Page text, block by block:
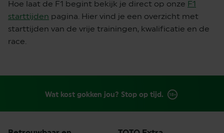
Hoe laat de F1 begint bekijk je direct op onze F1
starttijden pagina. Hier vind je een overzicht met
starttijden van de vrije trainingen, kwalificatie en de
race.
Wat kost gokken jou? Stop op tijd.